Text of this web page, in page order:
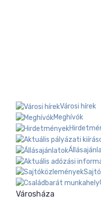
Városi hírek
Meghívók
Városháza